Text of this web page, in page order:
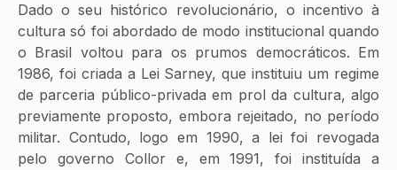
Dado o seu histórico revolucionário, o incentivo à
cultura só foi abordado de modo institucional quando
o Brasil voltou para os prumos democráticos. Em
1986, foi criada a Lei Sarney, que instituiu um regime
de parceria público-privada em prol da cultura, algo
previamente proposto, embora rejeitado, no período
militar. Contudo, logo em 1990, a lei foi revogada
pelo governo Collor e, em 1991, foi instituída a